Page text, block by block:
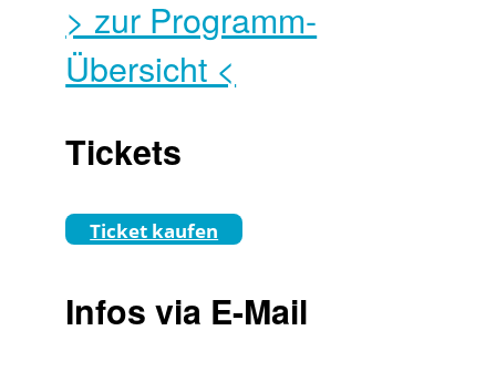
> zur Programm-
Übersicht <
Tickets
Ticket kaufen
Infos via E-Mail